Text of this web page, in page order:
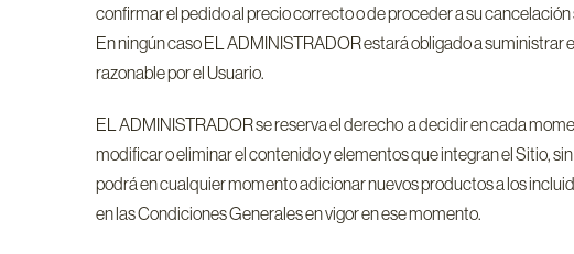
confirmar el pedido al precio correcto o de proceder a su cancelación
En ningún caso EL ADMINISTRADOR estará obligado a
razonable por el Usuario.
EL ADMINISTRADOR se reserva el derecho a decidir en cada
modificar o eliminar el contenido y elementos que integran el Sitio,
podrá en cualquier momento adicionar nuevos productos a los
en las Condiciones Generales en vigor en ese momento.